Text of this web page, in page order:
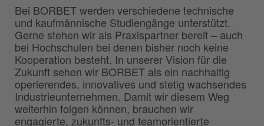
Bei BORBET werden verschiedene technische
und kaufmännische Studiengänge unterstützt.
Gerne stehen wir als Praxispartner bereit – auch
bei Hochschulen bei denen bisher noch keine
Kooperation besteht. In unserer Vision für die
Zukunft sehen wir BORBET als ein nachhaltig
operierendes, innovatives und stetig wachsendes
Industrieunternehmen. Damit wir diesem Weg
weiterhin folgen können, brauchen wir
engagierte, zukunfts- und teamorientierte